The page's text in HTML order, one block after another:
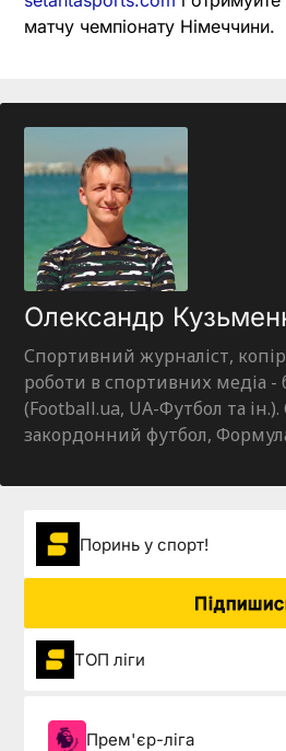
матчу чемпіонату Німеччини.
Олександр
Спортивний журналіст,
роботи в спортивних медіа -
(Football.ua, UA-Футбол та ін.).
закордонний футбол,
Поринь у спорт!
ТОП ліги
Прем'єр-ліга